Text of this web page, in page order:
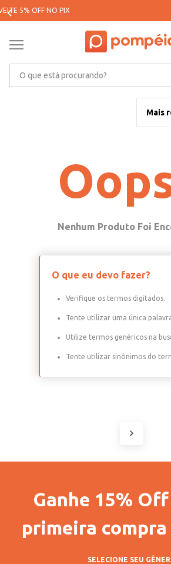
PARCELE SUAS COMPRAS EM ATÉ
Mais
O que eu devo fazer?
Verifique os termos digitados.
Tente utilizar uma única
Utilize termos genéricos na
Tente utilizar sinônimos do
Ganhe 15%
primeira
SELECIONE SEU